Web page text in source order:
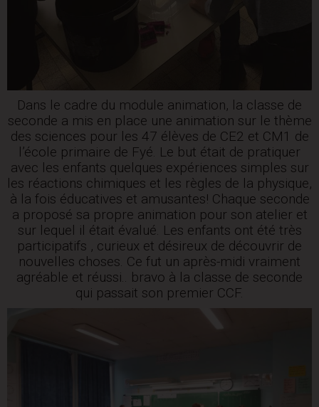
Dans le cadre du module animation, la classe de
seconde a mis en place une animation sur le thème
des sciences pour les 47 élèves de CE2 et CM1 de
l’école primaire de Fyé. Le but était de pratiquer
avec les enfants quelques expériences simples sur
les réactions chimiques et les règles de la physique,
à la fois éducatives et amusantes! Chaque seconde
a proposé sa propre animation pour son atelier et
sur lequel il était évalué. Les enfants ont été très
participatifs , curieux et désireux de découvrir de
nouvelles choses. Ce fut un après-midi vraiment
agréable et réussi.. bravo à la classe de seconde
qui passait son premier CCF.